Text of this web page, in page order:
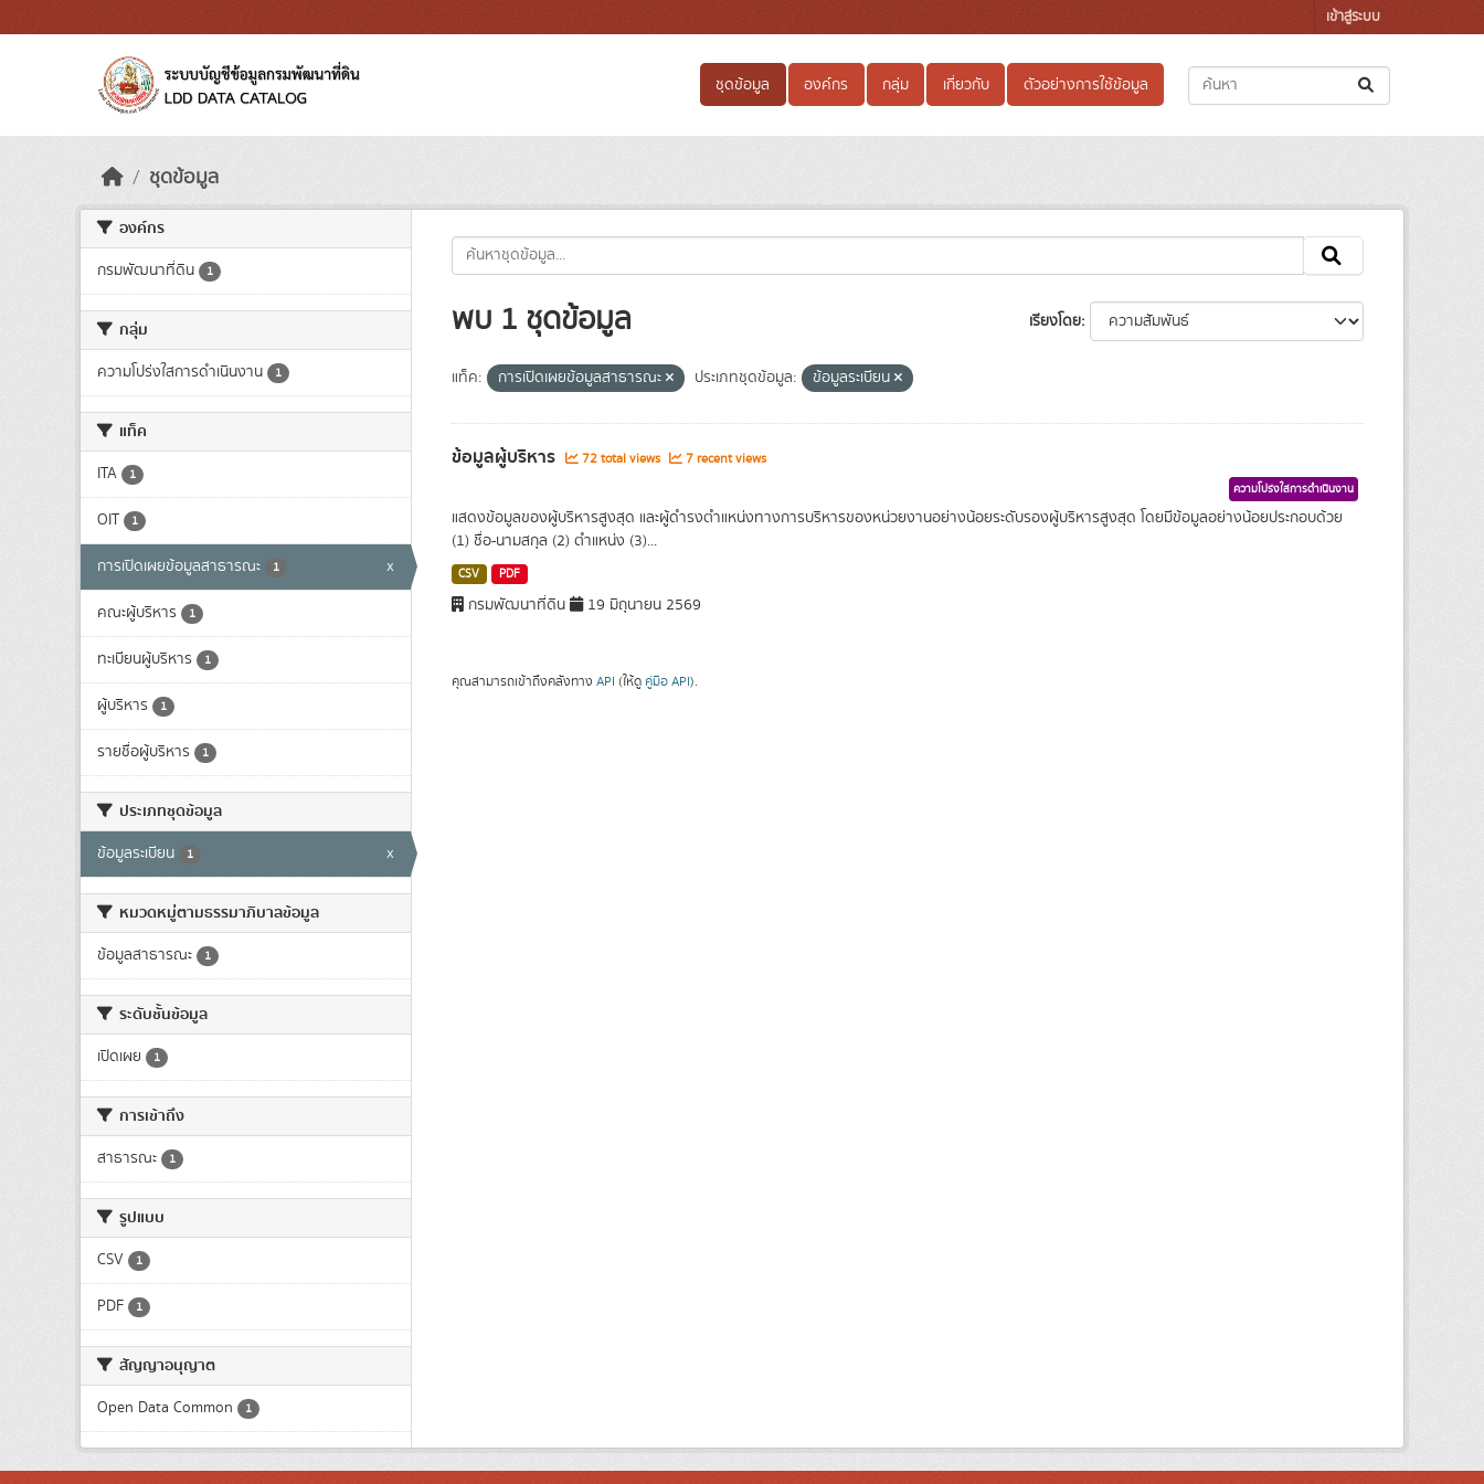
เข้าสู่ระบบ
ชุดข้อมูล องค์กร กลุ่ม เกี่ยวกับ ตัวอย่างการใช้ข้อมูล
ชุดข้อมูล
องค์กร
กรมพัฒนาที่ดิน 1
กลุ่ม
ความโปร่งใสการดำเนินงาน 1
แท็ค
ITA 1
OIT 1
การเปิดเผยข้อมูลสาธารณะ 1 x
คณะผู้บริหาร 1
ทะเบียนผู้บริหาร 1
ผู้บริหาร 1
รายชื่อผู้บริหาร 1
ประเภทชุดข้อมูล
ข้อมูลระเบียน 1 x
หมวดหมู่ตามธรรมาภิบาลข้อมูล
ข้อมูลสาธารณะ 1
ระดับชั้นข้อมูล
เปิดเผย 1
การเข้าถึง
สาธารณะ 1
รูปแบบ
CSV 1
PDF 1
สัญญาอนุญาต
Open Data Common 1
เรียงโดย
พบ 1 ชุดข้อมูล
แท็ค: การเปิดเผยข้อมูลสาธารณะ ประเภทชุดข้อมูล: ข้อมูลระเบียน
ข้อมูลผู้บริหาร 72 total views 7 recent views
ความโปร่งใสการดำเนินงาน
แสดงข้อมูลของผู้บริหารสูงสุด และผู้ดำรงตำแหน่งทางการบริหารของหน่วยงานอย่างน้อยระดับรองผู้บริหารสูงสุด โดยมีข้อมูลอย่างน้อยประกอบด้วย
(1) ชื่อ-นามสกุล (2) ตำแหน่ง (3)...
CSV PDF
กรมพัฒนาที่ดิน 19 มิถุนายน 2569
คุณสามารถเข้าถึงคลังทาง API (ให้ดู คู่มือ API).